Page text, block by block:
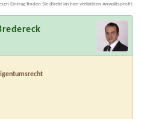
Eintrag finden Sie direkt im hier verlinkten Anwaltsprofil.